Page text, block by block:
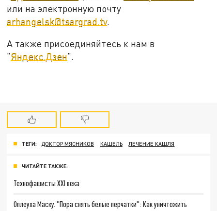
или на электронную почту
arhangelsk@tsargrad.tv.
А также присоединяйтесь к нам в
"Яндекс.Дзен".
ТЕГИ: ДОКТОР МЯСНИКОВ КАШЕЛЬ ЛЕЧЕНИЕ КАШЛЯ
ЧИТАЙТЕ ТАКЖЕ:
Технофашисты XXI века
Оплеуха Маску. "Пора снять белые перчатки": Как уничтожить